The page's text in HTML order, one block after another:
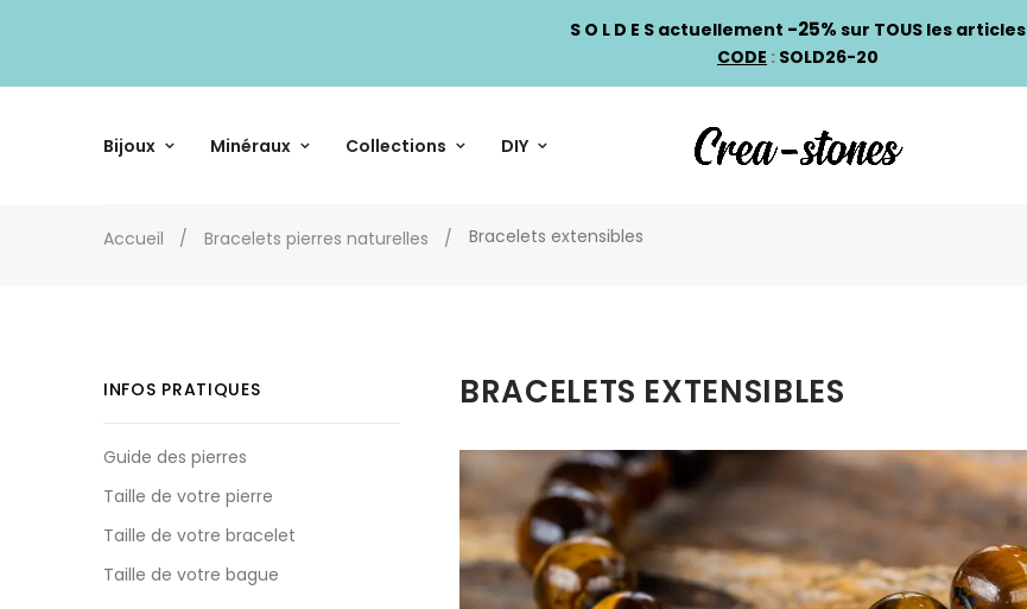
S O L D E S actuellement -25% sur TOUS les articles
CODE : SOLD26-20
Bijoux Minéraux Collections DIY
Accueil Bracelets pierres naturelles Bracelets extensibles
INFOS PRATIQUES
Guide des pierres
Taille de votre pierre
Taille de votre bracelet
Taille de votre bague
BRACELETS EXTENSIBLES